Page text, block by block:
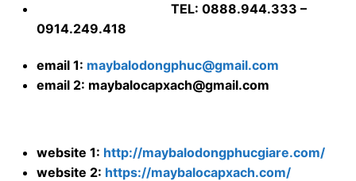
TEL: 0888.944.333 –
0914.249.418
email 1: maybalodongphuc@gmail.com
email 2: maybalocapxach@gmail.com
website 1: http://maybalodongphucgiare.com/
website 2: https://maybalocapxach.com/